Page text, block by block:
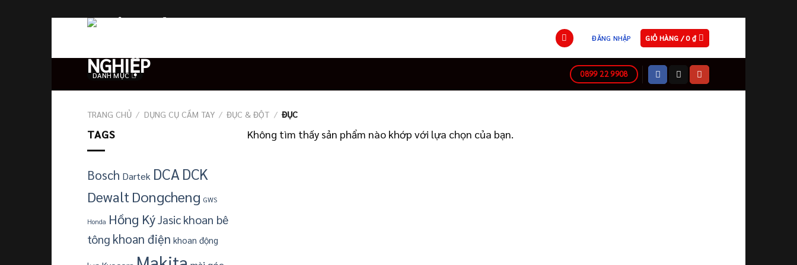
ĐĂNG NHẬP GIỎ HÀNG /0₫
DANH MỤC 0899 22 9908
TRANG CHỦ / DỤNG CỤ CẦM TAY / ĐỤC & ĐỘT / ĐỤC
TAGS
Bosch Dartek DCA DCK
Dewalt Dongcheng GWS
Honda Hồng KýJasic khoan bê
tông khoan điện khoan động
Không tìm thấy sản phẩm nào khớp với lựa chọn của bạn.